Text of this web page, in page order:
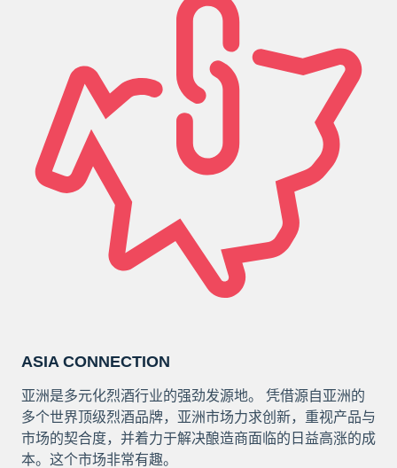
ASIA CONNECTION
亚洲是多元化烈酒行业的强劲发源地。 凭借源自亚洲的
多个世界顶级烈酒品牌，亚洲市场力求创新，重视产品与
市场的契合度，并着力于解决酿造商面临的日益高涨的成
本。这个市场非常有趣。